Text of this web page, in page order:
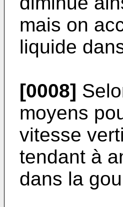
mais on
liquide
[0008]
moyens
vitesse
tendant à
dans la